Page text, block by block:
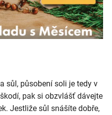
sůl, působení soli je tedy v
pak si obzvlášť dávejte
Jestliže sůl snášíte dobře,